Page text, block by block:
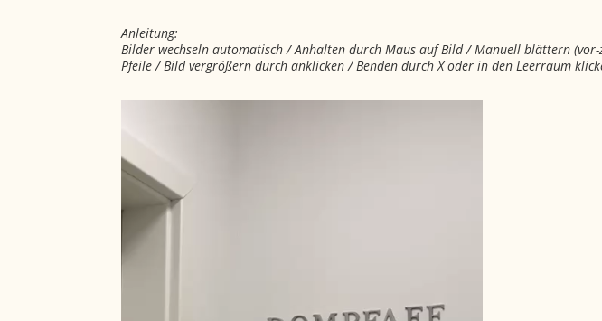
Anleitung:
Bilder wechseln automatisch / Anhalten durch Maus auf Bild / Manuell blättern
Pfeile / Bild vergrößern durch anklicken / Benden durch X oder in den Leerraum